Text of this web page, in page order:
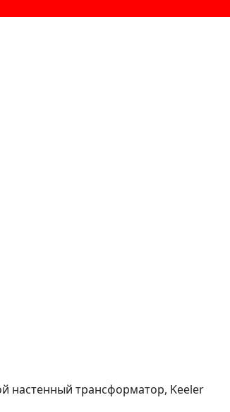
настенный трансформатор, Keeler